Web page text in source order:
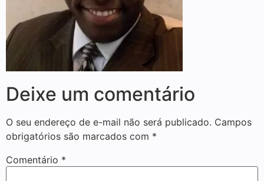
Deixe um comentário
O seu endereço de e-mail não será publicado. Campos
obrigatórios são marcados com *
Comentário *